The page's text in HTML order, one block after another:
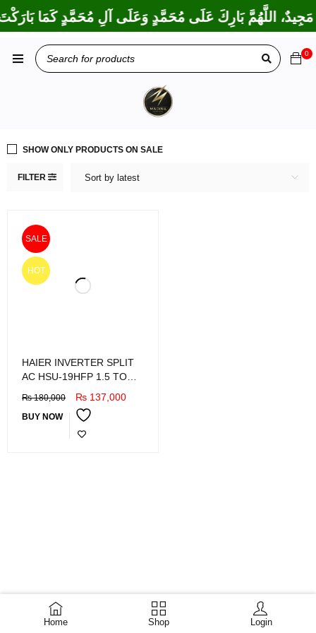
اللَّهُمَّ بَارِكَ عَلَى مُحَمَّدٍ وَعَلَى آلِ مُحَمَّدٍ كَمَا بَارَكْتَ
Home Shop Login
0
FILTER Sort by latest
SHOW ONLY PRODUCTS ON SALE
SALE
HOT
HAIER INVERTER SPLIT
AC HSU-19HFP 1.5 TON
₨180,000 ₨ 137,000
BUY NOW